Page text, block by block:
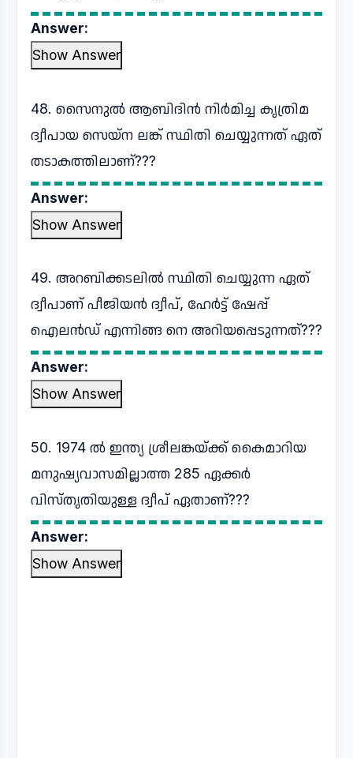
Answer:
Show Answer
48. സൈനുൽ ആബിദിൻ നിർമിച്ച കൃത്രിമ
ദ്വീപായ സെയ്ന ലങ്ക് സ്ഥിതി ചെയ്യുന്നത് ഏത്
തടാകത്തിലാണ്???
Answer:
Show Answer
49. അറബിക്കടലിൽ സ്ഥിതി ചെയ്യുന്ന ഏത്
ദ്വീപാണ് പീജിയൻ ദ്വീപ്, ഹേർട്ട് ഷേപ്പ്
ഐലൻഡ് എന്നിങ്ങ നെ അറിയപ്പെടുന്നത്???
Answer:
Show Answer
50. 1974 ൽ ഇന്ത്യ ശ്രീലങ്കയ്ക്ക് കൈമാറിയ
മനുഷ്യവാസമില്ലാത്ത 285 ഏക്കർ
വിസ്തൃതിയുള്ള ദ്വീപ് ഏതാണ്???
Answer:
Show Answer